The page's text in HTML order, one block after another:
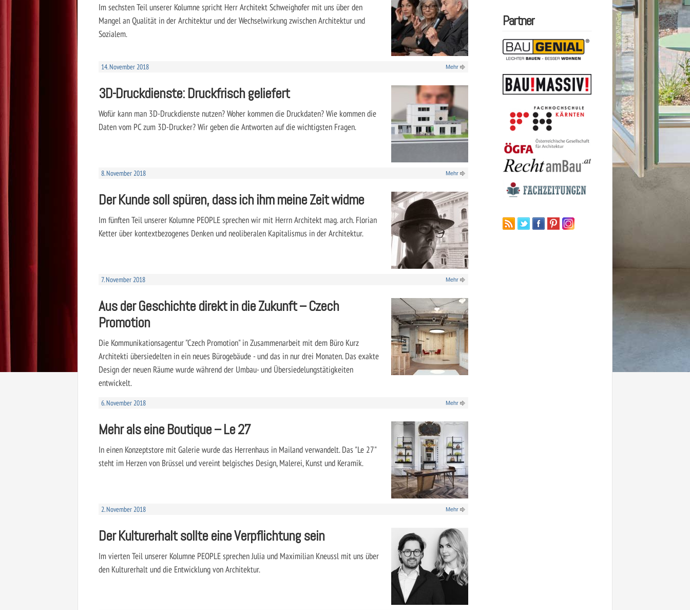
Im sechsten Teil unserer Kolumne spricht Herr Architekt Schweighofer mit uns über den
Mangel an Qualität in der Architektur und der Wechselwirkung zwischen Architektur und
Sozialem.
14. November 2018 Mehr
3D-Druckdienste: Druckfrisch geliefert
Wofür kann man 3D-Druckdienste nutzen? Woher kommen die Druckdaten? Wie kommen die
Daten vom PC zum 3D-Drucker? Wir geben die Antworten auf die wichtigsten Fragen.
8. November 2018 Mehr
Der Kunde soll spüren, dass ich ihm meine Zeit widme
Im fünften Teil unserer Kolumne PEOPLE sprechen wir mit Herrn Architekt mag. arch. Florian
Ketter über kontextbezogenes Denken und neoliberalen Kapitalismus in der Architektur.
7. November 2018 Mehr
Aus der Geschichte direkt in die Zukunft – Czech
Promotion
Die Kommunikationsagentur "Czech Promotion" in Zusammenarbeit mit dem Büro Kurz
Architekti übersiedelten in ein neues Bürogebäude - und das in nur drei Monaten. Das exakte
Design der neuen Räume wurde während der Umbau- und Übersiedelungstätigkeiten
entwickelt.
6. November 2018 Mehr
Mehr als eine Boutique – Le 27
In einen Konzeptstore mit Galerie wurde das Herrenhaus in Mailand verwandelt. Das "Le 27"
steht im Herzen von Brüssel und vereint belgisches Design, Malerei, Kunst und Keramik.
2. November 2018 Mehr
Der Kulturerhalt sollte eine Verpflichtung sein
Im vierten Teil unserer Kolumne PEOPLE sprechen Julia und Maximilian Kneussl mit uns über
den Kulturerhalt und die Entwicklung von Architektur.
Partner